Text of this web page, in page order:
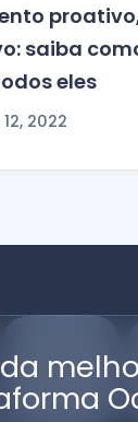
saiba
eles
2022